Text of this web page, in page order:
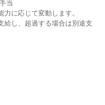
当
に応じて変動します。
し、超過する場合は別途支